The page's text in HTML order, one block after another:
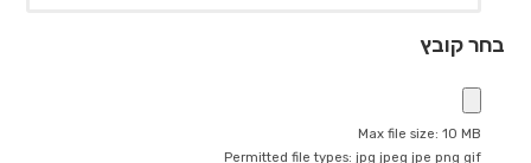
בחר קובץ
Max file size: 10 MB
Permitted file types: jpg jpeg jpe png gif